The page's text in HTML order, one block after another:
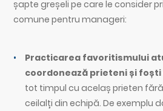
șapte greșeli pe care le consider
comune pentru manageri:
Practicarea favoritismului
coordonează prieteni și foști
tot timpul cu acelaș prieten
ceilalți din echipă. De exemplu